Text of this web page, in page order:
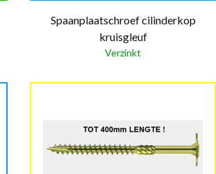
Spaanplaatschroef cilinderkop
kruisgleuf
Verzinkt